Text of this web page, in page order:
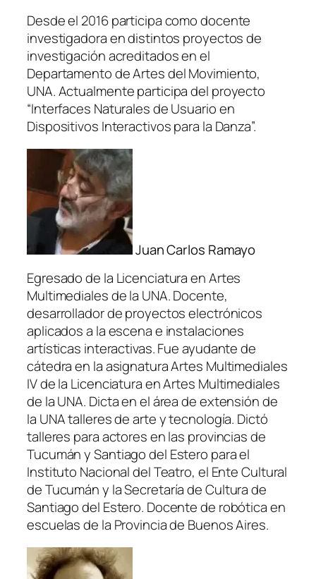
Desde el 2016 participa como docente
investigadora en distintos proyectos de
investigación acreditados en el
Departamento de Artes del Movimiento,
UNA. Actualmente participa del proyecto
“Interfaces Naturales de Usuario en
Dispositivos Interactivos para la Danza”.
Juan Carlos Ramayo
Egresado de la Licenciatura en Artes
Multimediales de la UNA. Docente,
desarrollador de proyectos electrónicos
aplicados a la escena e instalaciones
artísticas interactivas. Fue ayudante de
cátedra en la asignatura Artes Multimediales
IV de la Licenciatura en Artes Multimediales
de la UNA. Dicta en el área de extensión de
la UNA talleres de arte y tecnología. Dictó
talleres para actores en las provincias de
Tucumán y Santiago del Estero para el
Instituto Nacional del Teatro, el Ente Cultural
de Tucumán y la Secretaría de Cultura de
Santiago del Estero. Docente de robótica en
escuelas de la Provincia de Buenos Aires.